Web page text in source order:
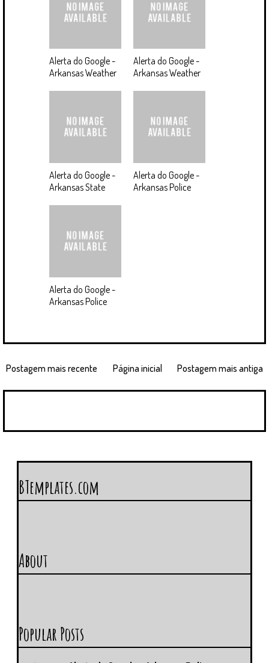
Alerta do Google -
Arkansas Weather
Alerta do Google -
Arkansas Weather
Alerta do Google -
Arkansas State
Alerta do Google -
Arkansas Police
Alerta do Google -
Arkansas Police
Postagem mais recente Postagem mais antiga
Página inicial
BTemplates.com
About
Popular Posts